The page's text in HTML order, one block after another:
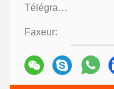
Télégramme:
Faxeur: